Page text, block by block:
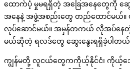
ထောက်ပံ့ မှုမရရှိတဲ့ အခြေအနေတွေကို ဆွ
အနေနဲ့ အဖွဲ့အစည်းတွေ တည်ထောင်မယ်။
လုပ်ဆောင်မယ်။ အမှန်တကယ် လိုအပ်နေ
မယ်ဆိုတဲ့ ရလဒ်တွေ ဆွေးနွေးရရှိခဲ့ပါတယ်
ကျွန်မတို့ လူငယ်တွေကကိုယ့်နိုင်ငံ၊ ကိုယ့်ဒ